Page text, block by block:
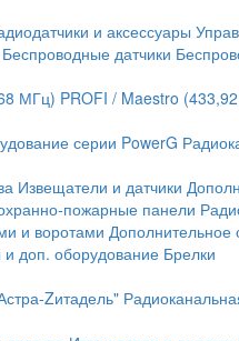
и аксессуары
Беспроводные датчики
МГц) PROFI / Maestro
серии PowerG
Извещатели и датчики
пожарные панели
и воротами Дополнительное
и доп. оборудование Брелки
Zитадель"